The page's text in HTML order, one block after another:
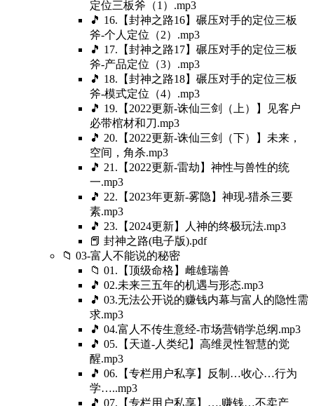
定位三板斧（1）.mp3
🎵 16.【封神之路16】碾压对手的定位三板
斧-个人定位（2）.mp3
🎵 17.【封神之路17】碾压对手的定位三板
斧-产品定位（3）.mp3
🎵 18.【封神之路18】碾压对手的定位三板
斧-模式定位（4）.mp3
🎵 19.【2022更新-诛仙三剑（上）】见客户
必带棺材和刀.mp3
🎵 20.【2022更新-诛仙三剑（下）】未来，
空间，角杀.mp3
🎵 21.【2022更新-雷劫】神性与兽性的统
一.mp3
🎵 22.【2023年更新-雾隐】神现-猎杀三要
素.mp3
🎵 23.【2024更新】人神的终极玩法.mp3
📕 封神之路(电子版).pdf
📁 03-富人不能说的秘密
📁 01.【顶级命格】雌雄瑞兽
🎵 02.未来三五年的机遇与形态.mp3
🎵 03.无法公开说的赚钱内幕与富人的隐性需
求.mp3
🎵 04.富人不传生意经-市场营销学总纲.mp3
🎵 05.【天道-人类纪】高维灵性智慧的觉
醒.mp3
🎵 06.【专栏用户私享】反制…收心…行为
学…..mp3
🎵 07.【专栏用户私享】….赚钱…不卖产